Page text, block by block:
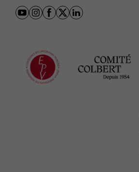
youtube
instagram
facebook
x linkedin